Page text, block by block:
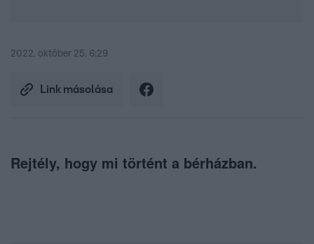
2022. október 25. 6:29
Link másolása
Rejtély, hogy mi történt a bérházban.